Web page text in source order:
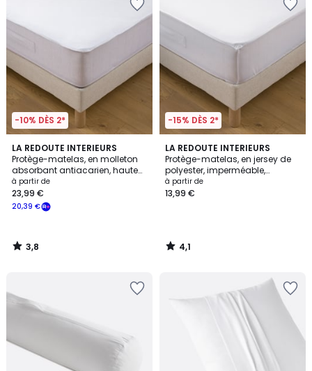
-10% DÈS 2*
LA REDOUTE INTERIEURS
Protège-matelas, en molleton
absorbant antiacarien, hauteur
maxi 30 cm
à partir de
20,39 €
23,99 €
3,8
/ 5
3,8
/
-15% DÈS 2*
LA REDOUTE INTERIEURS
Protège-matelas, en jersey de
polyester, imperméable,
hauteur maxi 20 cm
à partir de
13,99 €
4,1
/ 5
4,1
/